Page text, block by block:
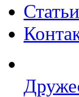
Статьи